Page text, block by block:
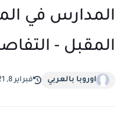
المدارس في
المقبل -
اوروبا بالعربي فبراير 8, 2021